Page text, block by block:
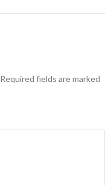
Required fields are marked